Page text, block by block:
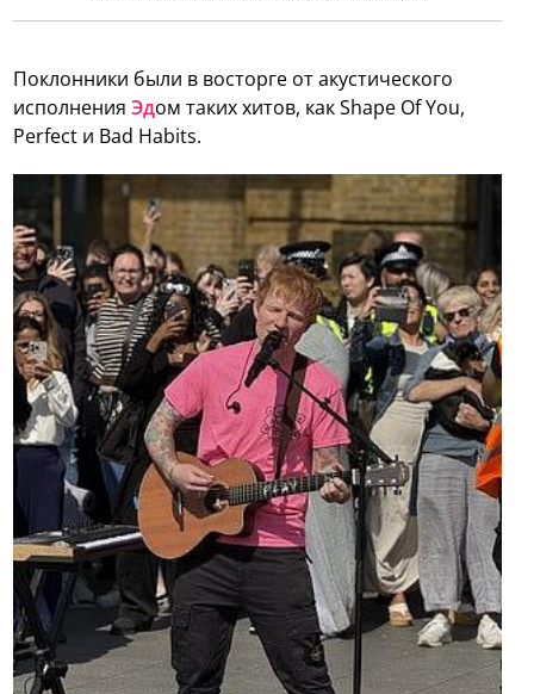
Поклонники были в восторге от акустического
исполненияЭдом таких хитов, как Shape Of You,
Perfect и Bad Habits.